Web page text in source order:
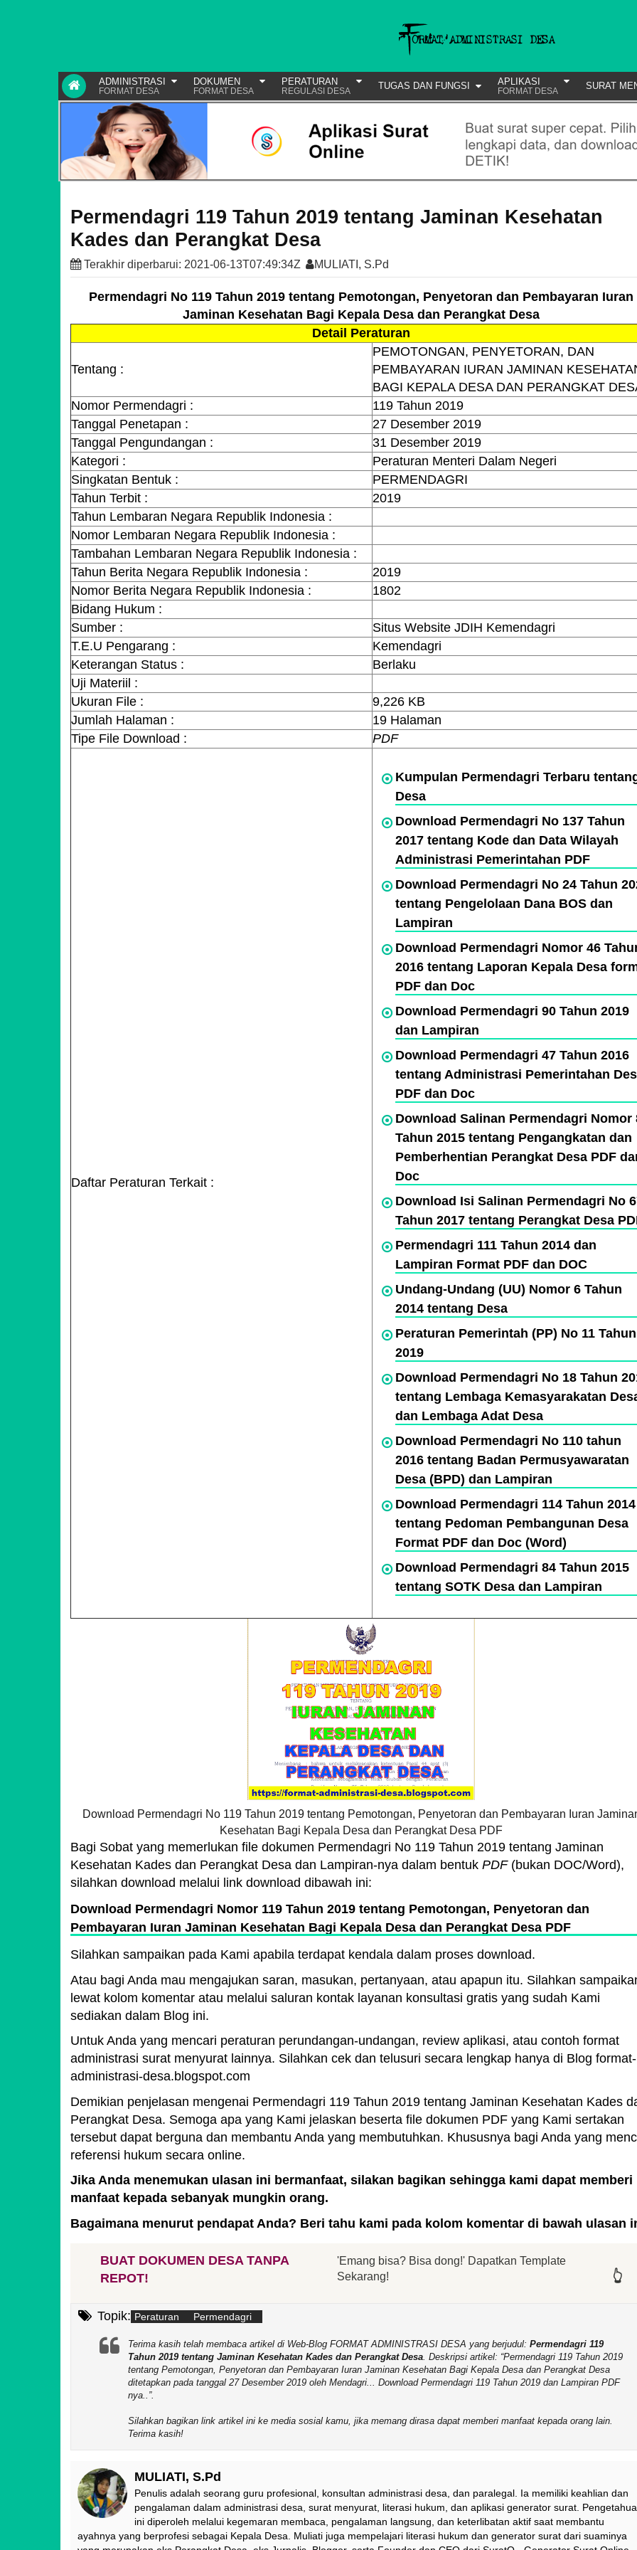
ADMINISTRASI
FORMAT DESA
DOKUMEN
FORMAT DESA
PERATURAN
REGULASI DESA TUGAS DAN FUNGSI APLIKASI
FORMAT DESA SURAT
Permendagri 119 Tahun 2019 tentang Jaminan Kesehatan
Kades dan Perangkat Desa
Terakhir diperbarui: 2021-06-13T07:49:34Z MULIATI, S.Pd
Permendagri No 119 Tahun 2019 tentang Pemotongan, Penyetoran dan Pembayaran Iuran
Jaminan Kesehatan Bagi Kepala Desa dan Perangkat Desa
Detail Peraturan
Tentang :
PEMOTONGAN, PENYETORAN, DAN
PEMBAYARAN IURAN JAMINAN
BAGI KEPALA DESA DAN PERANGKAT
Nomor Permendagri :
119 Tahun 2019
Tanggal Penetapan :
27 Desember 2019
Tanggal Pengundangan :
31 Desember 2019
Kategori :
Peraturan Menteri Dalam Negeri
Singkatan Bentuk :
PERMENDAGRI
Tahun Terbit :
2019
Tahun Lembaran Negara Republik Indonesia :
Nomor Lembaran Negara Republik Indonesia :
Tambahan Lembaran Negara Republik Indonesia :
Tahun Berita Negara Republik Indonesia :
2019
Nomor Berita Negara Republik Indonesia :
1802
Bidang Hukum :
Sumber :
Situs Website JDIH Kemendagri
T.E.U Pengarang :
Kemendagri
Keterangan Status :
Berlaku
Uji Materiil :
Ukuran File :
9,226 KB
Jumlah Halaman :
19 Halaman
Tipe File Download :
PDF
Daftar Peraturan Terkait :
Kumpulan Permendagri Terbaru
Desa
Download Permendagri No 137 Tahun
2017 tentang Kode dan Data Wilayah
Administrasi Pemerintahan PDF
Download Permendagri No 24 Tahun
tentang Pengelolaan Dana BOS dan
Lampiran
Download Permendagri Nomor 46
2016 tentang Laporan Kepala Desa
PDF dan Doc
Download Permendagri 90 Tahun 2019
dan Lampiran
Download Permendagri 47 Tahun 2016
tentang Administrasi Pemerintahan
PDF dan Doc
Download Salinan Permendagri Nomor
Tahun 2015 tentang Pengangkatan dan
Pemberhentian Perangkat Desa PDF
Doc
Download Isi Salinan Permendagri No
Tahun 2017 tentang Perangkat Desa
Permendagri 111 Tahun 2014 dan
Lampiran Format PDF dan DOC
Undang-Undang (UU) Nomor 6 Tahun
2014 tentang Desa
Peraturan Pemerintah (PP) No 11 Tahun
2019
Download Permendagri No 18 Tahun
tentang Lembaga Kemasyarakatan
dan Lembaga Adat Desa
Download Permendagri No 110 tahun
2016 tentang Badan Permusyawaratan
Desa (BPD) dan Lampiran
Download Permendagri 114 Tahun 2014
tentang Pedoman Pembangunan Desa
Format PDF dan Doc (Word)
Download Permendagri 84 Tahun 2015
tentang SOTK Desa dan Lampiran
Download Permendagri No 119 Tahun 2019 tentang Pemotongan, Penyetoran dan Pembayaran Iuran
Kesehatan Bagi Kepala Desa dan Perangkat Desa PDF
Bagi Sobat yang memerlukan file dokumen Permendagri No 119 Tahun 2019 tentang Jaminan
Kesehatan Kades dan Perangkat Desa dan Lampiran-nya dalam bentuk PDF(bukan DOC/Word),
silahkan download melalui link download dibawah ini:
Download Permendagri Nomor 119 Tahun 2019 tentang Pemotongan, Penyetoran dan
Pembayaran Iuran Jaminan Kesehatan Bagi Kepala Desa dan Perangkat Desa PDF
Silahkan sampaikan pada Kami apabila terdapat kendala dalam proses download.
Atau bagi Anda mau mengajukan saran, masukan, pertanyaan, atau apapun itu. Silahkan
lewat kolom komentar atau melalui saluran kontak layanan konsultasi gratis yang sudah Kami
sediakan dalam Blog ini.
Untuk Anda yang mencari peraturan perundangan-undangan, review aplikasi, atau contoh format
administrasi surat menyurat lainnya. Silahkan cek dan telusuri secara lengkap hanya di Blog format-
administrasi-desa.blogspot.com
Demikian penjelasan mengenai Permendagri 119 Tahun 2019 tentang Jaminan Kesehatan Kades
Perangkat Desa. Semoga apa yang Kami jelaskan beserta file dokumen PDF yang Kami sertakan
tersebut dapat berguna dan membantu Anda yang membutuhkan. Khususnya bagi Anda yang
referensi hukum secara online.
Jika Anda menemukan ulasan ini bermanfaat, silakan bagikan sehingga kami dapat memberi
manfaat kepada sebanyak mungkin orang.
Bagaimana menurut pendapat Anda? Beri tahu kami pada kolom komentar di bawah ulasan
BUAT DOKUMEN DESA TANPA
REPOT!
'Emang bisa? Bisa dong!' Dapatkan Template
Sekarang!
👆
Topik: Peraturan Permendagri
Terima kasih telah membaca artikel di Web-Blog FORMAT ADMINISTRASI DESA yang berjudul: Permendagri 119
Tahun 2019 tentang Jaminan Kesehatan Kades dan Perangkat Desa . Deskripsi artikel: Permendagri 119 Tahun 2019
tentang Pemotongan, Penyetoran dan Pembayaran Iuran Jaminan Kesehatan Bagi Kepala Desa dan Perangkat Desa
ditetapkan pada tanggal 27 Desember 2019 oleh Mendagri... Download Permendagri 119 Tahun 2019 dan Lampiran PDF
nya..
.
Silahkan bagikan link artikel ini ke media sosial kamu, jika memang dirasa dapat memberi manfaat kepada orang lain.
Terima kasih!
MULIATI, S.Pd
Penulis adalah seorang guru profesional, konsultan administrasi desa, dan paralegal. Ia memiliki keahlian dan
pengalaman dalam administrasi desa, surat menyurat, literasi hukum, dan aplikasi generator surat.
ini diperoleh melalui kegemaran membaca, pengalaman langsung, dan keterlibatan aktif saat membantu
ayahnya yang berprofesi sebagai Kepala Desa. Muliati juga mempelajari literasi hukum dan generator surat dari suaminya